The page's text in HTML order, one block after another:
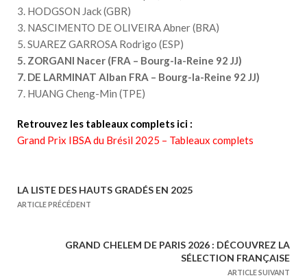
3. HODGSON Jack (GBR)
3. NASCIMENTO DE OLIVEIRA Abner (BRA)
5. SUAREZ GARROSA Rodrigo (ESP)
5. ZORGANI Nacer (FRA – Bourg-la-Reine 92 JJ)
7. DE LARMINAT Alban FRA – Bourg-la-Reine 92 JJ)
7. HUANG Cheng-Min (TPE)
Retrouvez les tableaux complets ici :
Grand Prix IBSA du Brésil 2025 – Tableaux complets
N
LA LISTE DES HAUTS GRADÉS EN 2025
ARTICLE PRÉCÉDENT
GRAND CHELEM DE PARIS 2026 : DÉCOUVREZ LA
SÉLECTION FRANÇAISE
ARTICLE SUIVANT